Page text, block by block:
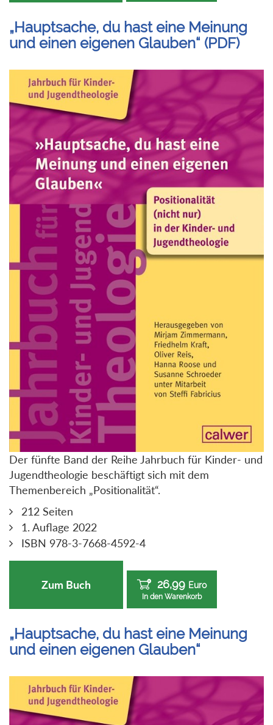
„Hauptsache, du hast eine Meinung
und einen eigenen Glauben“ (PDF)
Der fünfte Band der Reihe Jahrbuch für Kinder- und
Jugendtheologie beschäftigt sich mit dem
Themenbereich „Positionalität“.
212 Seiten
1. Auflage 2022
ISBN 978-3-7668-4592-4
Zum Buch 26,99 Euro
In den Warenkorb
„Hauptsache, du hast eine Meinung
und einen eigenen Glauben“